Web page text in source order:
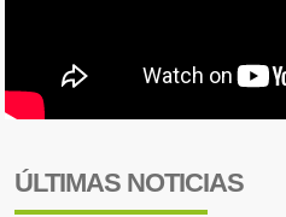
ÚLTIMAS NOTICIAS